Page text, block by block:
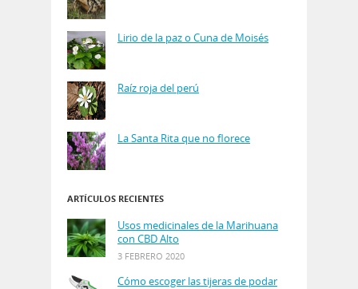
Lirio de la paz o Cuna de Moisés
Raíz roja del perú
La Santa Rita que no florece
ARTÍCULOS RECIENTES
Usos medicinales de la Marihuana
con CBD Alto
3 FEBRERO 2020
Cómo escoger las tijeras de podar